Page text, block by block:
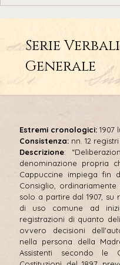
Serie
Generale
Estremi cronologici: 1907
Consistenza: nn. 12 registri
Descrizione:
denominazione propria
Cappuccine impiega fin
Consiglio,
solo a partire dal 1907,
di uso comune ad
registrazioni di quanto
ovvero decisioni
nella persona della
Assistenti secondo le